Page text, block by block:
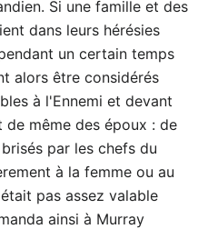
Si une famille et des
dans leurs hérésies
un certain temps
alors être considérés
à l'Ennemi et devant
de même des époux : de
par les chefs du
à la femme ou au
pas assez valable
ainsi à Murray